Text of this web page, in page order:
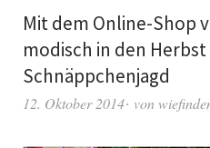
Mit dem Online-Shop
modisch in den
Schnäppchenjagd
12. Oktober 2014 von